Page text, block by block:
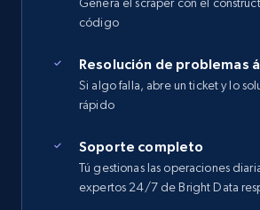
Genera el scraper con el
código
Resolución de problemas
Si algo falla, abre un ticket y lo
rápido
Soporte completo
Tú gestionas las operaciones
expertos 24/7 de Bright Data